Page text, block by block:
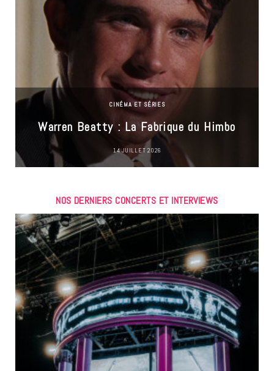
CINÉMA ET SÉRIES
Warren Beatty : La Fabrique du Himbo
14 JUILLET 2026
NOS DERNIERS CONCERTS ET INTERVIEWS